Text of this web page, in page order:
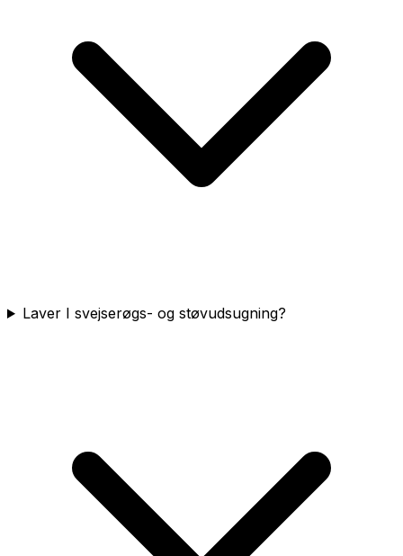
Laver I svejserøgs- og støvudsugning?